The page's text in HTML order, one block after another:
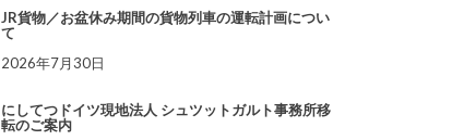
JR貨物／お盆休み期間の貨物列車の運転計画につい
て
2026年7月30日
にしてつドイツ現地法人 シュツットガルト事務所移
転のご案内